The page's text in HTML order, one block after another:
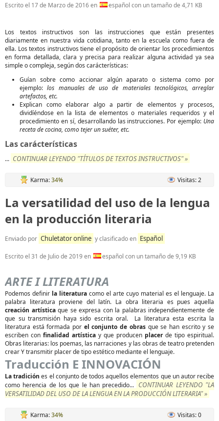
Escrito el 17 de Marzo de 2016en español con un tamaño de 4,71 KB
Los textos instructivos son las instrucciones que están presentes
diariamente en nuestra vida cotidiana, tanto en la escuela como fuera de
ella. Los textos instructivos tiene el propósito de orientar los procedimientos
en forma detallada, clara y precisa para realizar alguna actividad ya sea
simple o compleja, según dos carácterísticas:
Guían sobre como accionar algún aparato o sistema como por
ejemplo:los manuales de uso de materiales tecnológicos, arreglar
artefactos, etc.
Explican como elaborar algo a partir de elementos y procesos,
dividíéndose en la lista de elementos o materiales requeridos y el
procedimiento en sí, desarrollando las instrucciones. Por ejemplo: Una
receta de cocina, como tejer un suéter, etc.
Las carácterísticas
... CONTINUAR LEYENDO "TÍTULOS DE TEXTOS INSTRUCTIVOS" »
Karma:34% Visitas: 2
La versatilidad del uso de la lengua
en la producción literaria
Enviado por Chuletator online y clasificado en Español
Escrito el 31 de Julio de 2019en español con un tamaño de 9,19 KB
ARTE I LITERATURA
Podemos definir la literatura como el arte cuyo material es el lenguaje. La
palabra literatura proviene del latín. La obra literaria es pues aquella
creación artísticaque se expresa con la palabras independientemente de
que su transmisión haya sido escrita oral. La literatura esta escrita la
literatura está formada por el conjunto de obras que se han escrito y se
escriben con finalidad artística y que producen placerde tipo espiritual.
Obras literarias: los poemas, las narraciones y las obras de teatro pretenden
crear Y transmitir placer de tipo estético mediante el lenguaje.
Traducción E INNOVACIÓN
La tradición es el conjunto de todos aquellos elementos que un autor recibe
como herencia de los que le han precedido... CONTINUAR LEYENDO "LA
VERSATILIDAD DEL USO DE LA LENGUA EN LA PRODUCCIÓN LITERARIA" »
Karma:34% Visitas: 0